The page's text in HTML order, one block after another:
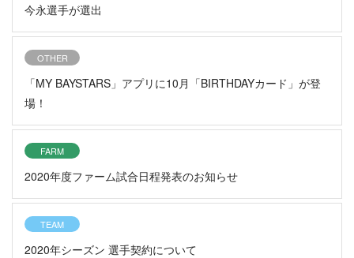
今永選手が選出
OTHER
「MY BAYSTARS」アプリに10月「BIRTHDAYカード」が登
場！
FARM
2020年度ファーム試合日程発表のお知らせ
TEAM
2020年シーズン 選手契約について